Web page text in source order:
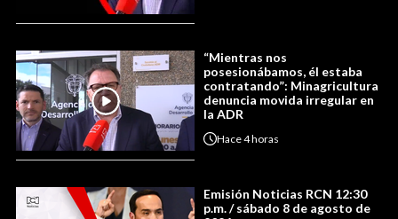
“Mientras nos
posesionábamos, él estaba
contratando”: Minagricultura
denuncia movida irregular en
la ADR
Hace4 horas
Emisión Noticias RCN 12:30
p.m. / sábado 8 de agosto de